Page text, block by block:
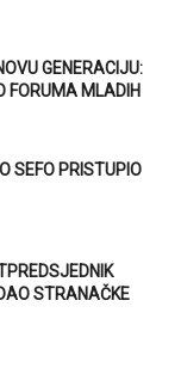
GENERACIJU:
FORUMA MLADIH
SEFO PRISTUPIO
STRANAČKE